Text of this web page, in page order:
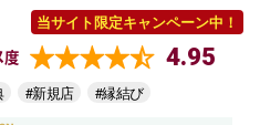
当サイト限定キャンペーン中！
度 4.95
#新規店 #縁結び